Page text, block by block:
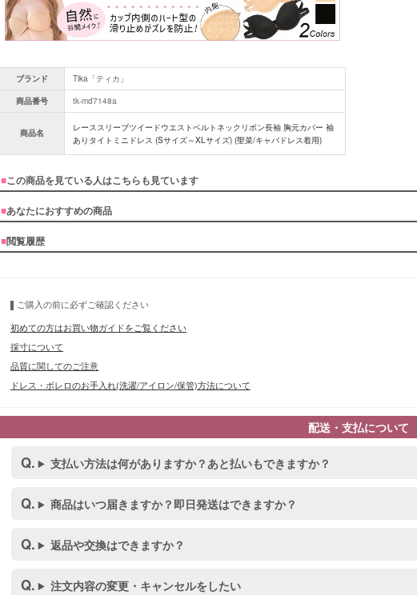
ブランド
Tika「ティカ」
商品番号
tk-md7148a
商品名
レーススリーブツイードウエストベルトネックリボン長袖 胸元カバー 袖
ありタイトミニドレス (Sサイズ～XLサイズ) (聖菜/キャバドレス着用)
■スペック
■この商品を見ている人はこちらも見ています
■あなたにおすすめの商品
■閲覧履歴
ご購入の前に必ずご確認ください
初めての方はお買い物ガイドをご覧ください
採寸について
品質に関してのご注意
ドレス・ボレロのお手入れ(洗濯/アイロン/保管)方法について
配送・支払について
支払い方法は何がありますか？あと払いもできますか？
商品はいつ届きますか？即日発送はできますか？
返品や交換はできますか？
注文内容の変更・キャンセルをしたい